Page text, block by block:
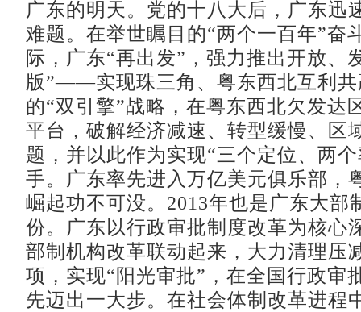
广东的明天。党的十八大后，广东迅
难题。在举世瞩目的“两个一百年”奋
际，广东“再出发”，强力推出开放、
版”——实现珠三角、粤东西北互利共
的“双引擎”战略，在粤东西北欠发达
平台，破解经济减速、转型缓慢、区
题，并以此作为实现“三个定位、两
手。广东率先进入万亿美元俱乐部，
崛起功不可没。2013年也是广东大部
份。广东以行政审批制度改革为核心
部制机构改革联动起来，大力清理压
项，实现“阳光审批”，在全国行政审
先迈出一大步。在社会体制改革进程